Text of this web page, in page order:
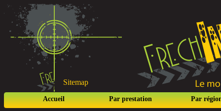
Sitemap
Accueil Par prestation Par